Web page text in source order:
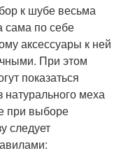
к шубе весьма
сама по себе
аксессуары к ней
При этом
показаться
меха
при выборе
следует